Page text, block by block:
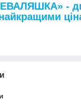
-